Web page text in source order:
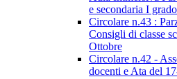
e secondaria I grado
Circolare n.43 :
Consigli di classe
Ottobre
Circolare n.42 -
docenti e Ata del